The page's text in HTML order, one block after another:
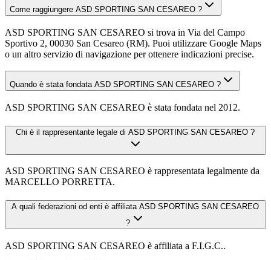
Come raggiungere ASD SPORTING SAN CESAREO ?
ASD SPORTING SAN CESAREO si trova in Via del Campo
Sportivo 2, 00030 San Cesareo (RM). Puoi utilizzare Google Maps
o un altro servizio di navigazione per ottenere indicazioni precise.
Quando è stata fondata ASD SPORTING SAN CESAREO ?
ASD SPORTING SAN CESAREO è stata fondata nel 2012.
Chi è il rappresentante legale di ASD SPORTING SAN CESAREO ?
ASD SPORTING SAN CESAREO è rappresentata legalmente da
MARCELLO PORRETTA.
A quali federazioni od enti è affiliata ASD SPORTING SAN CESAREO
?
ASD SPORTING SAN CESAREO è affiliata a F.I.G.C..